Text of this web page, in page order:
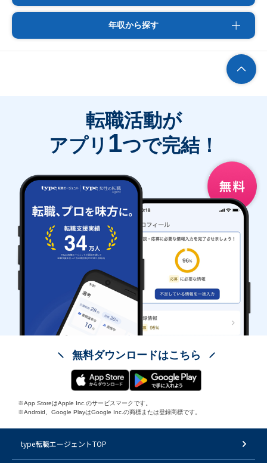
年収から探す
転職活動が
アプリ 1つで完結！
無料ダウンロードはこちら
※App StoreはApple Inc.のサービスマークです。
※Android、Google PlayはGoogle Inc.の商標または登録商標です。
type転職エージェントTOP